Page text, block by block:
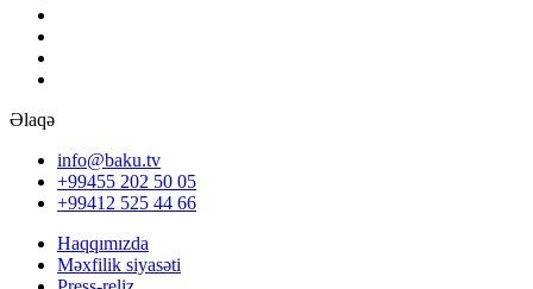
Əlaqə
info@baku.tv
+99455 202 50 05
+99412 525 44 66
Haqqımızda
Məxfilik siyasəti